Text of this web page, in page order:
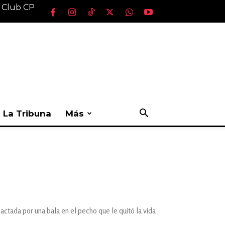
CP
La Tribuna Más
por una bala en el pecho que le quitó la vida